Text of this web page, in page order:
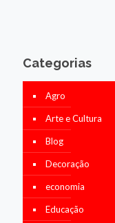
Categorias
Agro
Arte e Cultura
Blog
Decoração
economia
Educação